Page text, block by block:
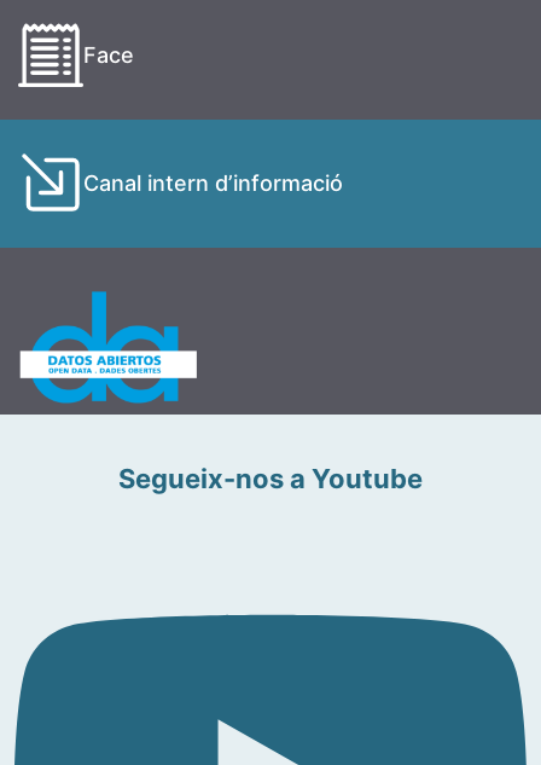
Face
Canal intern d’informació
Segueix-nos a Youtube